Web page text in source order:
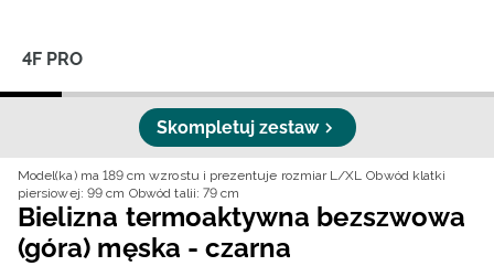
4F PRO
Skompletuj zestaw
Model(ka) ma 189 cm wzrostu i prezentuje rozmiar L/XL Obwód klatki
piersiowej: 99 cm Obwód talii: 79 cm
Bielizna termoaktywna bezszwowa
(góra) męska - czarna